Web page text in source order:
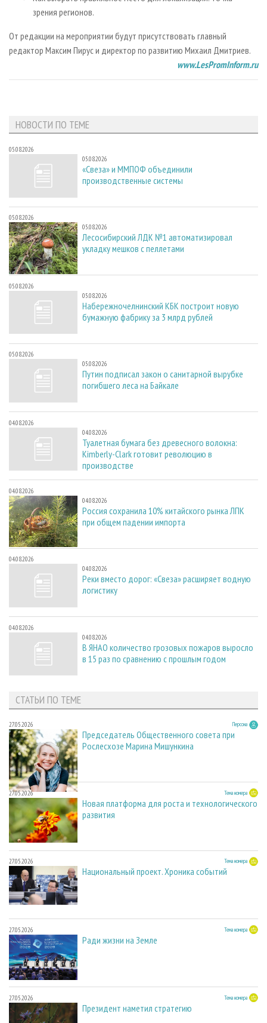
зрения регионов.
От редакции на мероприятии будут присутствовать главный
редактор Максим Пирус и директор по развитию Михаил Дмитриев.
www.LesPromInform.ru
НОВОСТИ ПО ТЕМЕ
05.08.2026
05.08.2026
«Свеза» и ММПОФ объединили
производственные системы
05.08.2026
05.08.2026
Лесосибирский ЛДК №1 автоматизировал
укладку мешков с пеллетами
05.08.2026
05.08.2026
Набережночелнинский КБК построит новую
бумажную фабрику за 3 млрд рублей
05.08.2026
05.08.2026
Путин подписал закон о санитарной вырубке
погибшего леса на Байкале
04.08.2026
04.08.2026
Туалетная бумага без древесного волокна:
Kimberly-Clark готовит революцию в
производстве
04.08.2026
04.08.2026
Россия сохранила 10% китайского рынка ЛПК
при общем падении импорта
04.08.2026
04.08.2026
Реки вместо дорог: «Свеза» расширяет водную
логистику
04.08.2026
04.08.2026
В ЯНАО количество грозовых пожаров выросло
в 15 раз по сравнению с прошлым годом
СТАТЬИ ПО ТЕМЕ
27.05.2026 Персона
Председатель Общественного совета при
Рослесхозе Марина Мишункина
27.05.2026 Тема номера
Новая платформа для роста и технологического
развития
27.05.2026 Тема номера
Национальный проект. Хроника событий
27.05.2026 Тема номера
Ради жизни на Земле
27.05.2026 Тема номера
Президент наметил стратегию